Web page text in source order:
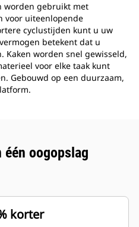
worden gebruikt met
voor uiteenlopende
cyclustijden kunt u uw
betekent dat u
Kaken worden snel gewisseld,
voor elke taak kunt
Gebouwd op een duurzaam,
één oogopslag
korter